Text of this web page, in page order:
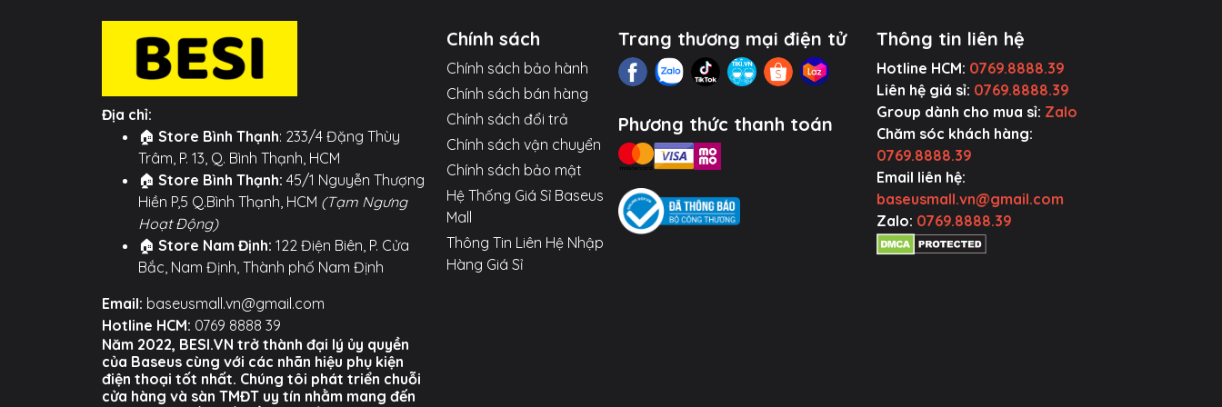
○ Cơ chế hoạt động: Kéo để mở rộng, có thể kéo từ một phía, có 4 mức khóa chiều dài.
○ Chiều dài tối đa: 1.1m.
○ Dòng sạc: Tổng dòng tối đa 3.5A (Lưu ý: Chỉ cổng Ln hỗ trợ truyền dữ liệu).
○ Chất liệu: Vỏ PC trong suốt, dây TPE bọc dù bền bỉ.
Hình ảnh sản phẩm
Địa chỉ:
🏠 Store Bình Thạnh: 233/4 Đặng Thùy
Trâm, P. 13, Q. Bình Thạnh, HCM
🏠 Store Bình Thạnh: 45/1 Nguyễn Thượng
Hiền P,5 Q.Bình Thạnh, HCM (Tạm Ngưng
Hoạt Động)
🏠 Store Nam Định: 122 Điện Biên, P. Cửa
Bắc, Nam Định, Thành phố Nam Định
Email: baseusmall.vn@gmail.com
Hotline HCM: 0769 8888 39
Năm 2022, BESI.VN trở thành đại lý ủy quyền
của Baseus cùng với các nhãn hiệu phụ kiện
điện thoại tốt nhất. Chúng tôi phát triển chuỗi
cửa hàng và sàn TMĐT uy tín nhằm mang đến
Chính sách
Chính sách bảo hành
Chính sách bán hàng
Chính sách đổi trả
Chính sách vận chuyển
Chính sách bảo mật
Hệ Thống Giá Sỉ Baseus
Mall
Thông Tin Liên Hệ Nhập
Hàng Giá Sỉ
Trang thương mại điện tử
Phương thức thanh toán
Thông tin liên hệ
Hotline HCM: 0769.8888.39
Liên hệ giá sỉ: 0769.8888.39
Group dành cho mua sỉ: Zalo
Chăm sóc khách hàng:
0769.8888.39
Email liên hệ:
baseusmall.vn@gmail.com
Zalo: 0769.8888.39